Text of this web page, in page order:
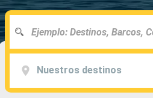
Nuestros destinos